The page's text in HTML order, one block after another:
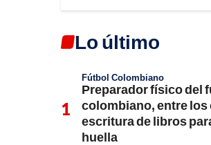
Lo último
Fútbol Colombiano
Preparador físico del
colombiano, entre los
escritura de libros
huella